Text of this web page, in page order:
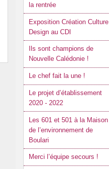
la rentrée
Exposition Création Culture
Design au CDI
Ils sont champions de
Nouvelle Calédonie !
Le chef fait la une !
Le projet d’établissement
2020 - 2022
Les 601 et 501 à la Maison
de l’environnement de
Boulari
Merci l’équipe secours !